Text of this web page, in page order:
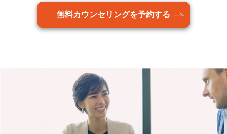
無料カウンセリングを予約する